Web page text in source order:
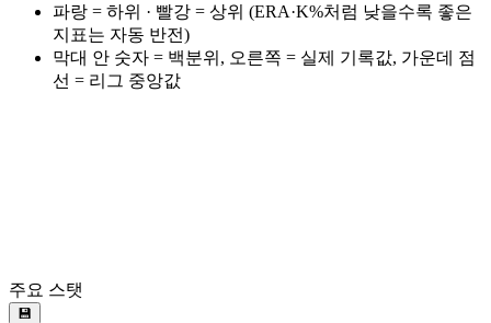
파랑 = 하위 · 빨강 = 상위 (ERA·K%처럼 낮을수록 좋은
지표는 자동 반전)
막대 안 숫자 = 백분위, 오른쪽 = 실제 기록값, 가운데 점
선 = 리그 중앙값
주요 스탯
💾